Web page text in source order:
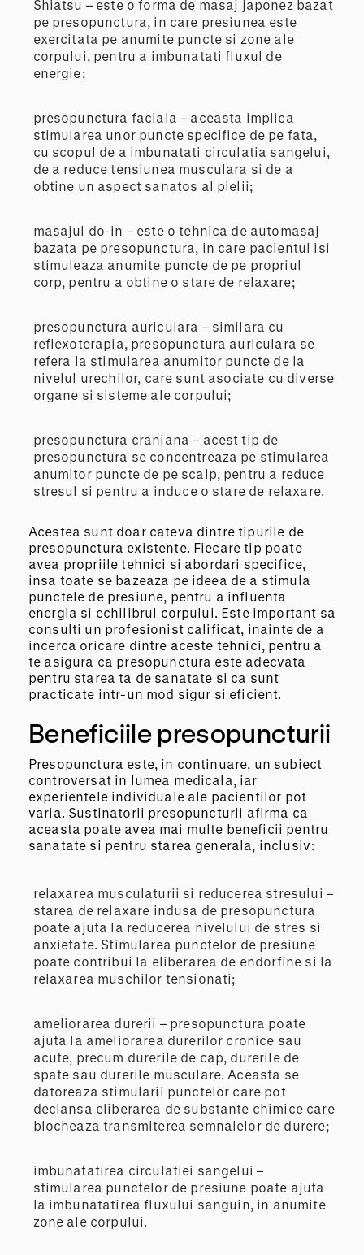
Shiatsu – este o forma de masaj japonez bazat
pe presopunctura, in care presiunea este
exercitata pe anumite puncte si zone ale
corpului, pentru a imbunatati fluxul de
energie;
presopunctura faciala – aceasta implica
stimularea unor puncte specifice de pe fata,
cu scopul de a imbunatati circulatia sangelui,
de a reduce tensiunea musculara si de a
obtine un aspect sanatos al pielii;
masajul do-in – este o tehnica de automasaj
bazata pe presopunctura, in care pacientul isi
stimuleaza anumite puncte de pe propriul
corp, pentru a obtine o stare de relaxare;
presopunctura auriculara – similara cu
reflexoterapia, presopunctura auriculara se
refera la stimularea anumitor puncte de la
nivelul urechilor, care sunt asociate cu diverse
organe si sisteme ale corpului;
presopunctura craniana – acest tip de
presopunctura se concentreaza pe stimularea
anumitor puncte de pe scalp, pentru a reduce
stresul si pentru a induce o stare de relaxare.
Acestea sunt doar cateva dintre tipurile de
presopunctura existente. Fiecare tip poate
avea propriile tehnici si abordari specifice,
insa toate se bazeaza pe ideea de a stimula
punctele de presiune, pentru a influenta
energia si echilibrul corpului. Este important sa
consulti un profesionist calificat, inainte de a
incerca oricare dintre aceste tehnici, pentru a
te asigura ca presopunctura este adecvata
pentru starea ta de sanatate si ca sunt
practicate intr-un mod sigur si eficient.
Beneficiile presopuncturii
Presopunctura este, in continuare, un subiect
controversat in lumea medicala, iar
experientele individuale ale pacientilor pot
varia. Sustinatorii presopuncturii afirma ca
aceasta poate avea mai multe beneficii pentru
sanatate si pentru starea generala, inclusiv:
relaxarea musculaturii si reducerea stresului –
starea de relaxare indusa de presopunctura
poate ajuta la reducerea nivelului de stres si
anxietate. Stimularea punctelor de presiune
poate contribui la eliberarea de endorfine si la
relaxarea muschilor tensionati;
ameliorarea durerii – presopunctura poate
ajuta la ameliorarea durerilor cronice sau
acute, precum durerile de cap, durerile de
spate sau durerile musculare. Aceasta se
datoreaza stimularii punctelor care pot
declansa eliberarea de substante chimice care
blocheaza transmiterea semnalelor de durere;
imbunatatirea circulatiei sangelui –
stimularea punctelor de presiune poate ajuta
la imbunatatirea fluxului sanguin, in anumite
zone ale corpului.